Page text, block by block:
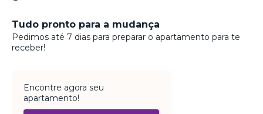
Encontre agora seu
apartamento!
Tudo pronto para a mudança
Pedimos até 7 dias para preparar o apartamento para te
receber!